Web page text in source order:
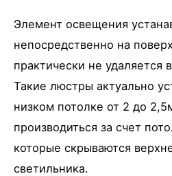
Элемент освещения
непосредственно на
практически не удаляется
Такие люстры актуально
низком потолке от 2 до
производиться за счет
которые скрываются
светильника.